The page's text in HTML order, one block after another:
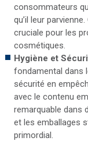
consommateurs
qu’il leur
cruciale pour les
cosmétiques.
Hygiène et
fondamental dans
sécurité en
avec le contenu
remarquable dans
et les emballages
primordial.